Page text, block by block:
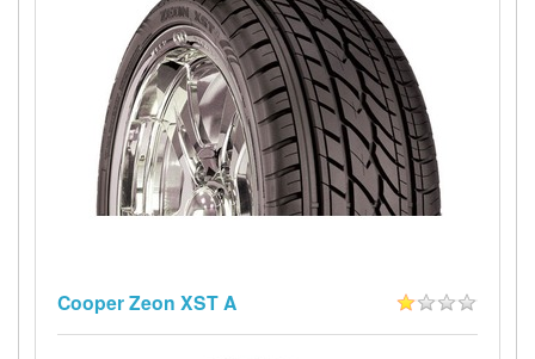
Cooper Zeon XST A